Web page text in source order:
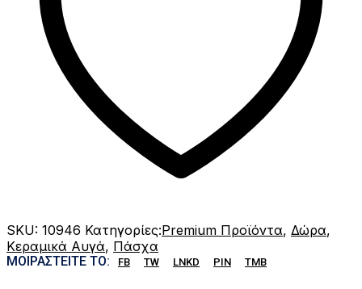
SKU: 10946 Κατηγορίες:Premium Προϊόντα, Δώρα,
Κεραμικά Αυγά, Πάσχα
ΜΟΙΡΑΣΤΕΊΤΕ ΤΟ: FB TW LNKD PIN TMB